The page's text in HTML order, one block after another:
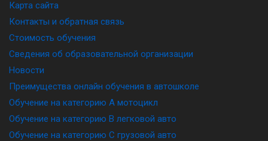
Карта сайта
Контакты и обратная связь
Стоимость обучения
Сведения об образовательной организации
Новости
Преимущества онлайн обучения в автошколе
Обучение на категорию A мотоцикл
Обучение на категорию B легковой авто
Обучение на категорию C грузовой авто